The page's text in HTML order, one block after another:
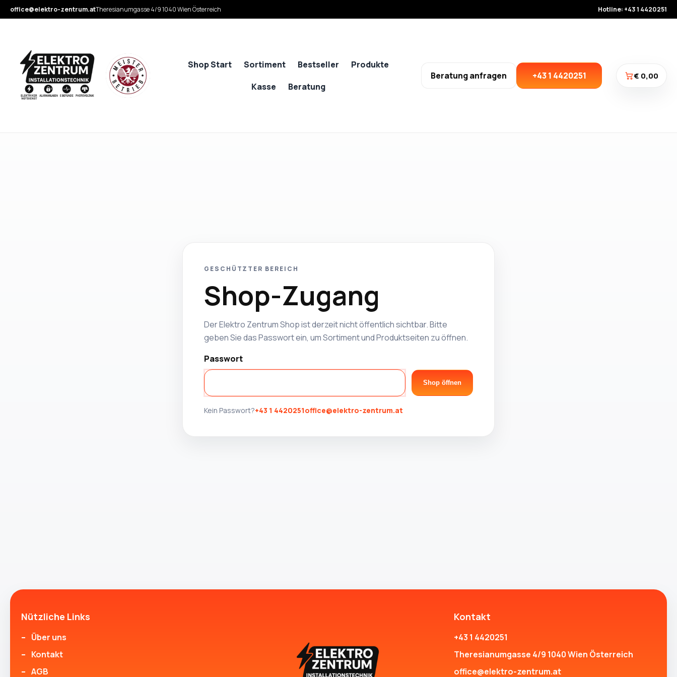
office@elektro-zentrum.atTheresianumgasse 4/9 1040 Wien Österreich Hotline: +43 1 4420251
€ 0,00
Shop Start Sortiment Bestseller
Produkte
Kasse
Beratung
Beratung anfragen +43 1 4420251
GESCHÜTZTER BEREICH
Shop-Zugang
Der Elektro Zentrum Shop ist derzeit nicht öffentlich sichtbar. Bitte
geben Sie das Passwort ein, um Sortiment und Produktseiten zu öffnen.
Passwort
Shop öffnen
Kein Passwort?+43 1 4420251office@elektro-zentrum.at
Nützliche Links
Über uns
Kontakt
AGB
Kontakt
+43 1 4420251
Theresianumgasse 4/9 1040 Wien Österreich
office@elektro-zentrum.at